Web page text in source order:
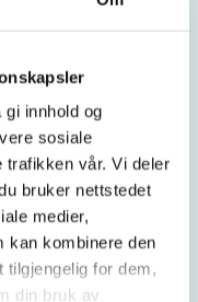
innhold og
sosiale
trafikken vår. Vi deler
bruker nettstedet
medier,
kan kombinere den
tilgjengelig for dem,
din bruk av
møteplasser i
organisasjoner